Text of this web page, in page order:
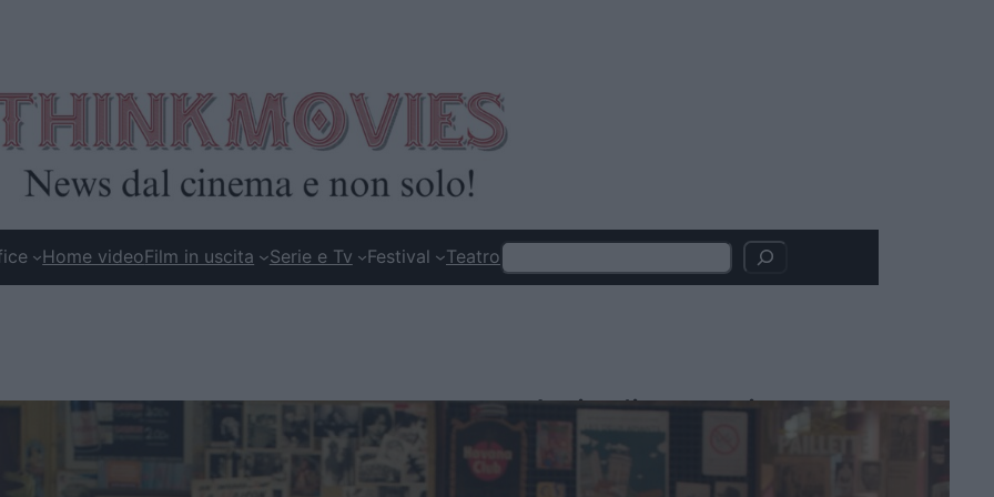
Home videoFilm in uscita Serie e Tv Festival TeatroSearch
Articoli recenti
L’Odissea vola